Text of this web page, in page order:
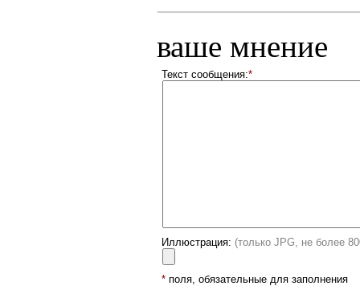
ваше мнение
Текст сообщения:*
Иллюстрация: (только JPG, не более
* поля, обязательные для заполнения